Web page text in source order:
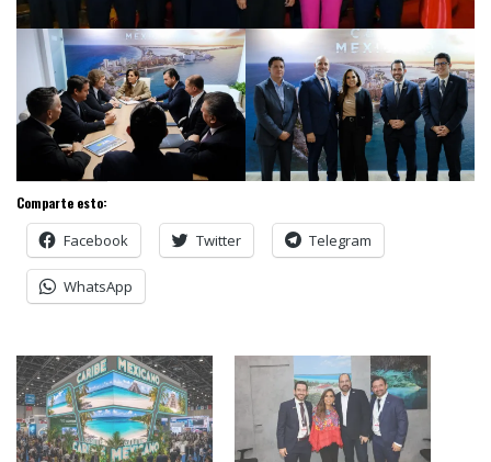
Comparte esto:
Facebook Twitter Telegram
WhatsApp